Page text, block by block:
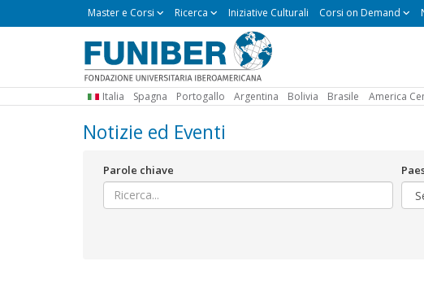
Master
Master e Corsi Ricerca Iniziative Culturali Corsi on Demand
Italia Spagna Portogallo Argentina Bolivia Brasile America
Notizie ed Eventi
Parole chiave